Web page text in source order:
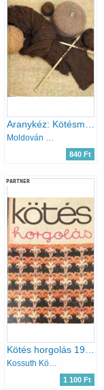
840 Ft
PARTNER
Kötés horgolás 1978
Kossuth Könyvkiadó
1 100 Ft